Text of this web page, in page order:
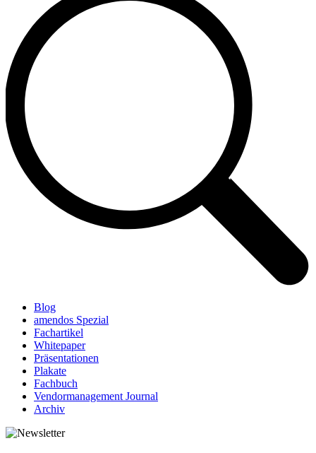
Blog
amendos Spezial
Fachartikel
Whitepaper
Präsentationen
Plakate
Fachbuch
Vendormanagement Journal
Archiv